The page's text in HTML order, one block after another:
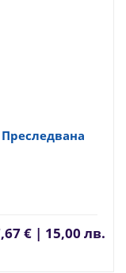
€ | 15,00 лв.